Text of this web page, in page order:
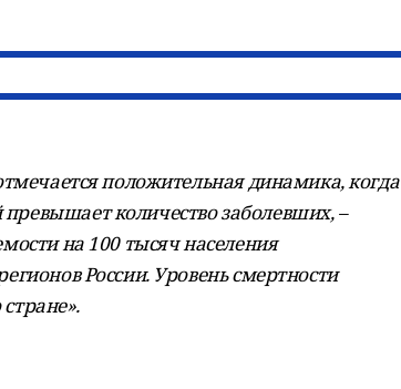
положительная динамика, когда
количество заболевших, –
на 100 тысяч населения
России. Уровень смертности